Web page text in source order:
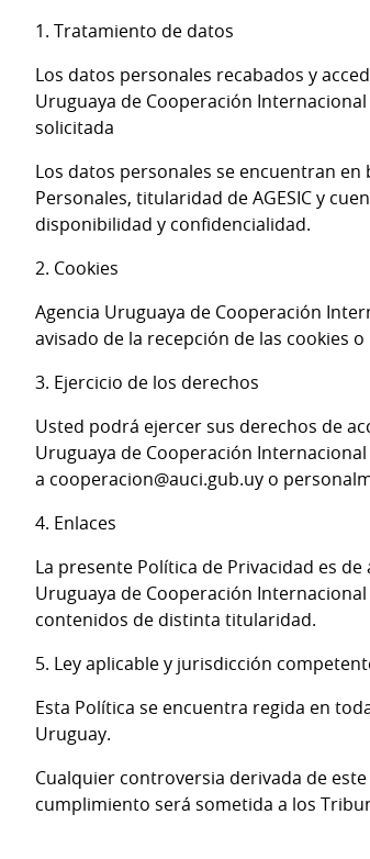
1. Tratamiento de datos
Los datos personales recabados y
Uruguaya de Cooperación
solicitada
Los datos personales se encuentran
Personales, titularidad de AGESIC y
disponibilidad y confidencialidad.
2. Cookies
Agencia Uruguaya de Cooperación
avisado de la recepción de las cookies
3. Ejercicio de los derechos
Usted podrá ejercer sus derechos de
Uruguaya de Cooperación
a cooperacion@auci.gub.uy o
4. Enlaces
La presente Política de Privacidad es
Uruguaya de Cooperación
contenidos de distinta titularidad.
5. Ley aplicable y jurisdicción
Esta Política se encuentra regida en
Uruguay.
Cualquier controversia derivada de
cumplimiento será sometida a los